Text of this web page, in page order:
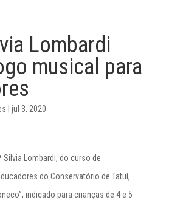
Lombardi
musical para
jul 3, 2020
Lombardi, do curso de
do Conservatório de Tatuí,
indicado para crianças de 4 e 5